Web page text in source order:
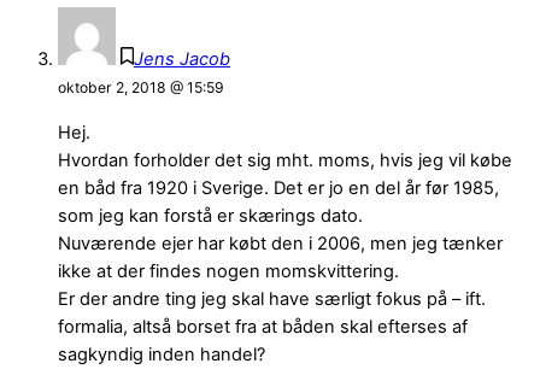
Jens Jacob
oktober 2, 2018 @ 15:59
Hej.
Hvordan forholder det sig mht. moms, hvis jeg vil købe
en båd fra 1920 i Sverige. Det er jo en del år før 1985,
som jeg kan forstå er skærings dato.
Nuværende ejer har købt den i 2006, men jeg tænker
ikke at der findes nogen momskvittering.
Er der andre ting jeg skal have særligt fokus på – ift.
formalia, altså borset fra at båden skal efterses af
sagkyndig inden handel?